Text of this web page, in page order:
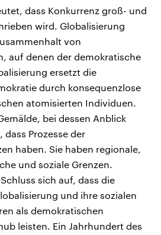
dass Konkurrenz groß- und
wird. Globalisierung
von
auf denen der demokratische
ersetzt die
durch konsequenzlose
atomisierten Individuen.
bei dessen Anblick
Prozesse der
haben. Sie haben regionale,
und soziale Grenzen.
sich auf, dass die
und ihre sozialen
als demokratischen
leisten. Ein Jahrhundert des